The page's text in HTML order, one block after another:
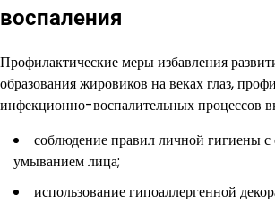
воспаления
Профилактические меры избавления
образования жировиков на веках глаз,
инфекционно-воспалительных процессов
соблюдение правил личной гигиены
умыванием лица;
использование гипоаллергенной